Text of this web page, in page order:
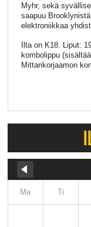
Myhr, sekä
saapuu
elektroniikkaa
Ilta on K18. Liput:
kombolippu
Mittarikorjaamon
Ma Ti